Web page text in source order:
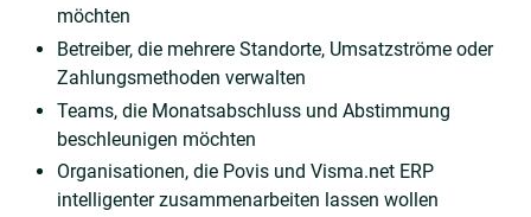
möchten
Betreiber, die mehrere Standorte, Umsatzströme oder
Zahlungsmethoden verwalten
Teams, die Monatsabschluss und Abstimmung
beschleunigen möchten
Organisationen, die Povis und Visma.net ERP
intelligenter zusammenarbeiten lassen wollen